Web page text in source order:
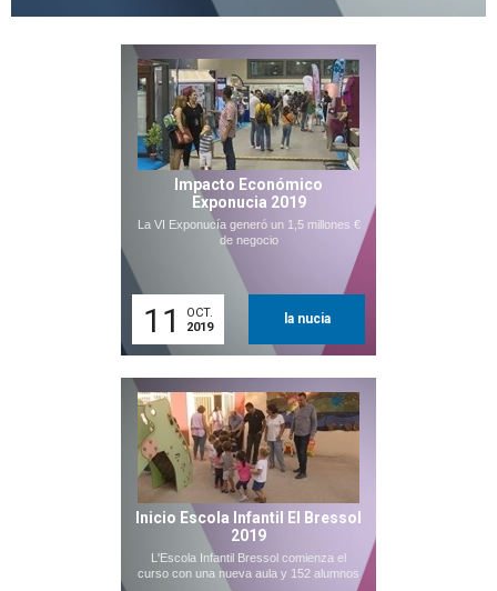
Impacto Económico
Exponucia 2019
La VI Exponucía generó un 1,5 millones €
de negocio
11
OCT.
2019
la nucia
Inicio Escola Infantil El Bressol
2019
L'Escola Infantil Bressol comienza el
curso con una nueva aula y 152 alumnos